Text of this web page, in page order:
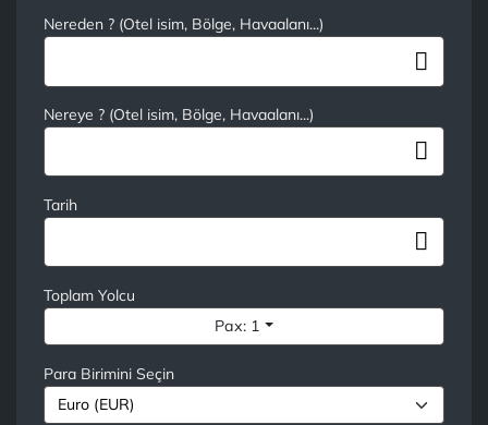
Nereden ? (Otel isim, Bölge, Havaalanı...)
Nereye ? (Otel isim, Bölge, Havaalanı...)
Tarih
Toplam Yolcu
Pax: 1
Para Birimini Seçin